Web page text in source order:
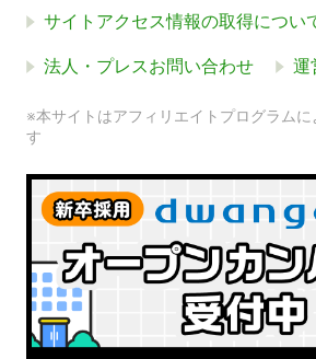
サイトアクセス情報の取得につい
法人・プレスお問い合わせ 運
※本サイトはアフィリエイトプログラムに
す